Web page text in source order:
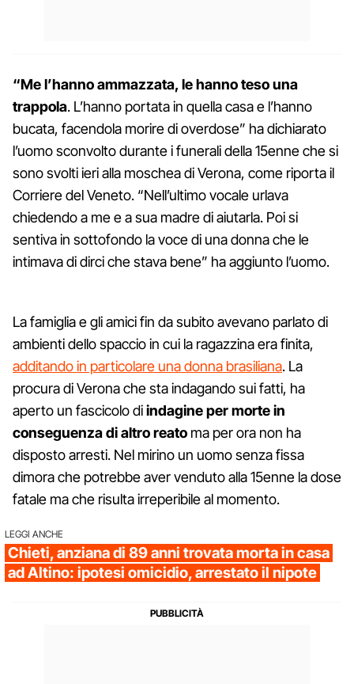
“Me l’hanno ammazzata, le hanno teso una
trappola. L’hanno portata in quella casa e l’hanno
bucata, facendola morire di overdose” ha dichiarato
l’uomo sconvolto durante i funerali della 15enne che si
sono svolti ieri alla moschea di Verona, come riporta il
Corriere del Veneto. “Nell’ultimo vocale urlava
chiedendo a me e a sua madre di aiutarla. Poi si
sentiva in sottofondo la voce di una donna che le
intimava di dirci che stava bene” ha aggiunto l’uomo.
La famiglia e gli amici fin da subito avevano parlato di
ambienti dello spaccio in cui la ragazzina era finita,
additando in particolare una donna brasiliana. La
procura di Verona che sta indagando sui fatti, ha
aperto un fascicolo diindagine per morte in
conseguenza di altro reato ma per ora non ha
disposto arresti. Nel mirino un uomo senza fissa
dimora che potrebbe aver venduto alla 15enne la dose
fatale ma che risulta irreperibile al momento.
LEGGI ANCHE
Chieti, anziana di 89 anni trovata morta in casa
ad Altino: ipotesi omicidio, arrestato il nipote